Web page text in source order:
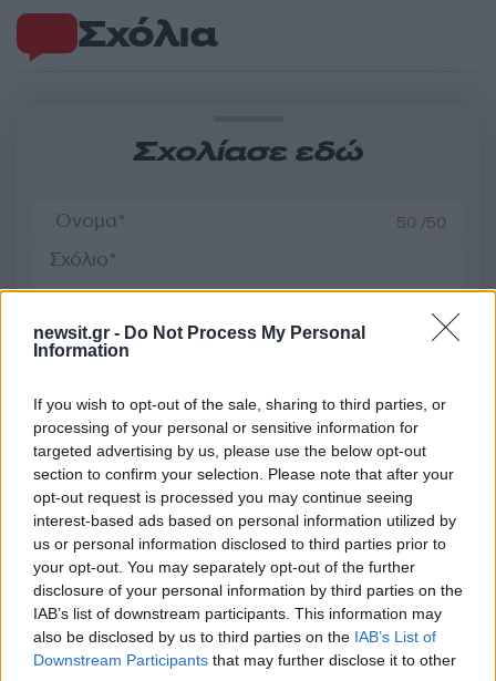
newsit.gr - Do Not Process My Personal
Information
If you wish to opt-out of the sale, sharing to third parties, or
processing of your personal or sensitive information for
targeted advertising by us, please use the below opt-out
section to confirm your selection. Please note that after your
opt-out request is processed you may continue seeing
interest-based ads based on personal information utilized by
us or personal information disclosed to third parties prior to
your opt-out. You may separately opt-out of the further
disclosure of your personal information by third parties on the
IAB’s list of downstream participants. This information may
also be disclosed by us to third parties on the IAB’s List of
Downstream Participants that may further disclose it to other
Σχόλια
Σχολίασε εδώ
50 /50
Υποβολή σχολίου
Όροι Χρήσης. Το site προστατεύεται από reCAPTCHA, ισχύουν
Πολιτική Απορρήτου & Όροι Χρήσης
Media
YOUR FACE SOUNDS FAMILIAR
Share:
Ακολουθήστε το Νewsit.gr στο Google Newsκαι
ενημερωθείτε πρώτοι για όλη την ειδησεογραφία και τα
τελευταία νέατης ημέρας